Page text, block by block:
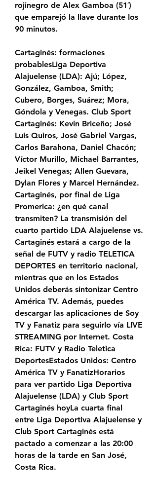
rojinegro de Alex Gamboa (51′)
que emparejó la llave durante los
90 minutos.
Cartaginés: formaciones
probablesLiga Deportiva
Alajuelense (LDA): Ajú; López,
González, Gamboa, Smith;
Cubero, Borges, Suárez; Mora,
Góndola y Venegas. Club Sport
Cartaginés: Kevin Briceño; José
Luis Quiros, José Gabriel Vargas,
Carlos Barahona, Daniel Chacón;
Víctor Murillo, Michael Barrantes,
Jeikel Venegas; Allen Guevara,
Dylan Flores y Marcel Hernández.
Cartaginés, por final de Liga
Promerica: ¿en qué canal
transmiten? La transmisión del
cuarto partido LDA Alajuelense vs.
Cartaginés estará a cargo de la
señal de FUTV y radio TELETICA
DEPORTES en territorio nacional,
mientras que en los Estados
Unidos deberás sintonizar Centro
América TV. Además, puedes
descargar las aplicaciones de Soy
TV y Fanatiz para seguirlo vía LIVE
STREAMING por Internet. Costa
Rica: FUTV y Radio Teletica
DeportesEstados Unidos: Centro
América TV y FanatizHorarios
para ver partido Liga Deportiva
Alajuelense (LDA) y Club Sport
Cartaginés hoyLa cuarta final
entre Liga Deportiva Alajuelense y
Club Sport Cartaginés está
pactado a comenzar a las 20:00
horas de la tarde en San José,
Costa Rica.